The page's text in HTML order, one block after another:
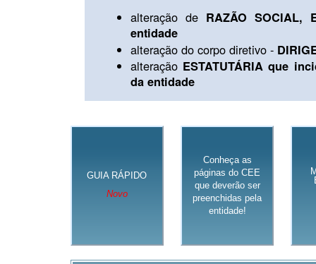
alteração de RAZÃO SOCIAL,
entidade
alteração do corpo diretivo -
alteração ESTATUTÁRIA que
da entidade
GUIA RÁPIDO
Novo
Conheça as
páginas do CEE
que deverão ser
preenchidas pela
entidade!